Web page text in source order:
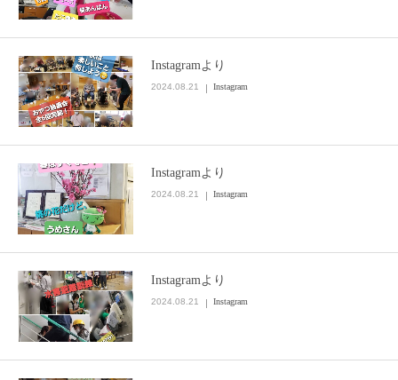
Instagramより
2024.08.21 Instagram
Instagramより
2024.08.21 Instagram
Instagramより
2024.08.21 Instagram